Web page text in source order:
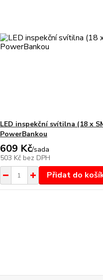
LED inspekční svítilna (18 x
PowerBankou
609 Kč/sada
503 Kč bez DPH
Přidat do